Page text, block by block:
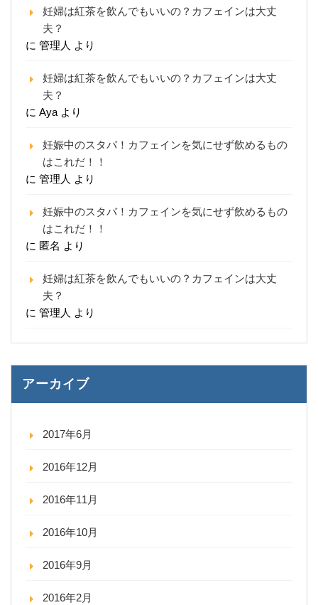
妊婦は紅茶を飲んでもいいの？カフェインは大丈
夫？
に 管理人 より
妊婦は紅茶を飲んでもいいの？カフェインは大丈
夫？
に Aya より
妊娠中のスタバ！カフェインを気にせず飲めるもの
はこれだ！！
に 管理人 より
妊娠中のスタバ！カフェインを気にせず飲めるもの
はこれだ！！
に 匿名 より
妊婦は紅茶を飲んでもいいの？カフェインは大丈
夫？
に 管理人 より
アーカイブ
2017年6月
2016年12月
2016年11月
2016年10月
2016年9月
2016年2月